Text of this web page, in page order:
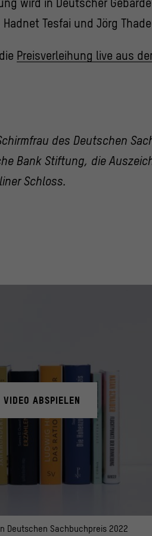
Hadnet Tesfai und Jörg
Preisverleihung live aus
des Deutschen
Bank Stiftung, die
Schloss.
VIDEO ABSPIELEN
Deutschen Sachbuchpreis 2022